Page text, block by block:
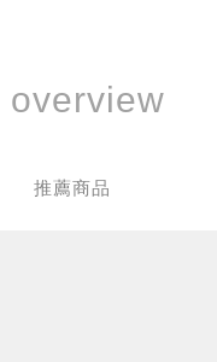
推薦商品